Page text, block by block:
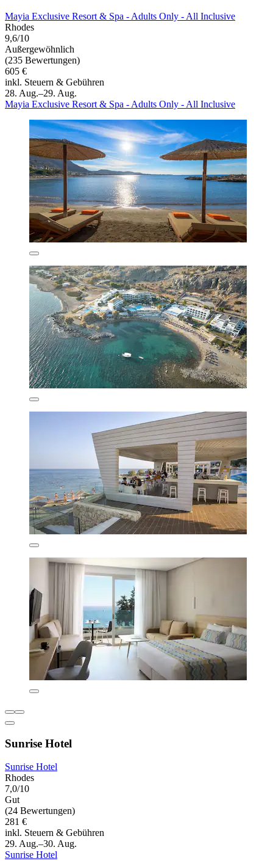
Mayia Exclusive Resort & Spa - Adults Only - All Inclusive
Rhodes
9,6/10
Außergewöhnlich
(235 Bewertungen)
605 €
inkl. Steuern & Gebühren
28. Aug.–29. Aug.
Mayia Exclusive Resort & Spa - Adults Only - All Inclusive
Sunrise Hotel
Sunrise Hotel
Rhodes
7,0/10
Gut
(24 Bewertungen)
281 €
inkl. Steuern & Gebühren
29. Aug.–30. Aug.
Sunrise Hotel